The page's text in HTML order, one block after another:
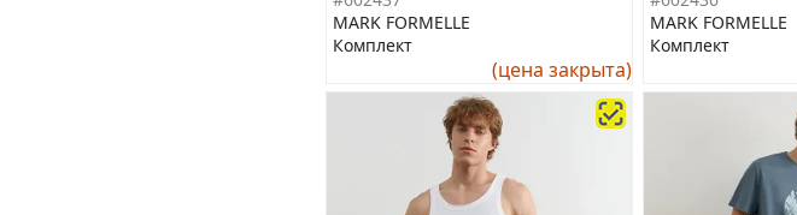
MARK FORMELLE
Комплект
(цена закрыта)
MARK FORMELLE
Комплект